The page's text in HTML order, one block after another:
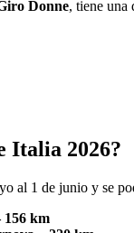
Donne, tiene una
Italia 2026?
al 1 de junio y se
156 km